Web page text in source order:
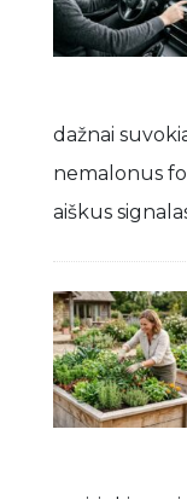
dažnai
nemalonus
aiškus